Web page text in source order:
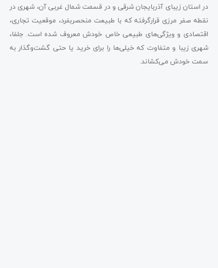
در استان زیبای آذربایجان شرقی و در قسمت شمال غربی آن، شهری در
نقطه صفر مرزی قرارگرفته که با طبیعت منحصربفرد، موقعیت تجاری،
اقتصادی و ویژگی‌های طبیعی خاص خودش معروف شده است. جلفا،
شهری زیبا و متفاوت که خیلی‌ها را برای خرید یا حتی گشت‌وگذار به
سمت خودش می‌کشاند.